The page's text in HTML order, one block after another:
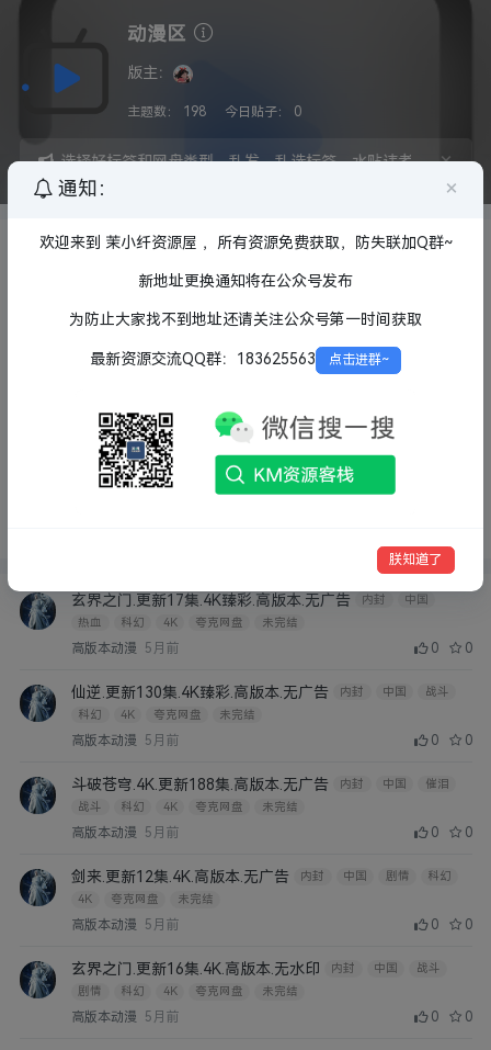
动漫区
版主：
主题数： 198 今日贴子： 0
按顺序选择好标签和网盘类型，乱发，乱选标签，水贴违者将拉入小黑
×
主发行方： 全部 漫威影业 Prime Video
Netflix
HBO
BBC ONE HULU
APPLE TV
NBC 索尼 迪士尼
字幕版本：
全部 外挂 特效 内封
内嵌
全部 中国 韩国 日本 欧美
催泪 后宫
喜剧
奇幻 剧情
科幻
全部 4K 1080P
全部 123云盘 夸克网盘 百度网盘
UC网盘
玄界之门.更新17集.4K臻彩.高版本.无广告 内封
中国
热血
科幻 4K 夸克网盘 未完结
高版本动漫 5月前 0 0
仙逆.更新130集.4K臻彩.高版本.无广告 内封 中国
战斗
科幻
4K 夸克网盘 未完结
高版本动漫 5月前 0 0
斗破苍穹.4K.更新188集.高版本.无广告 内封 中国
催泪
战斗
科幻 4K 夸克网盘 未完结
高版本动漫 5月前 0 0
剑来.更新12集.4K.高版本.无广告 内封 中国 剧情
科幻
4K
夸克网盘 未完结
高版本动漫 5月前 0 0
玄界之门.更新16集.4K.高版本.无水印 内封 中国
战斗
剧情
科幻 4K 夸克网盘 未完结
高版本动漫 5月前 0 0
通知： ×
欢迎来到 茉小纤资源屋 ，所有资源免费获取，防失联加Q群~
新地址更换通知将在公众号发布
为防止大家找不到地址还请关注公众号第一时间获取
最新资源交流QQ群：183625563 点击进群~
朕知道了